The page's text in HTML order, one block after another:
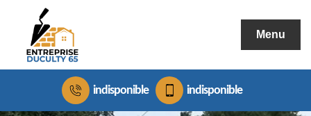
Menu
indisponible indisponible